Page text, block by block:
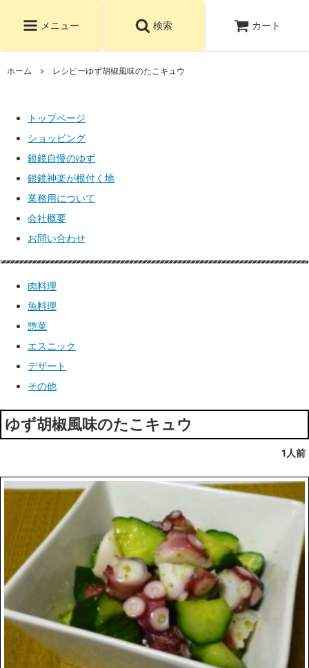
メニュー 検索 カート
ホーム レシピーゆず胡椒風味のたこキュウ
トップページ
ショッピング
銀鏡自慢のゆず
銀鏡神楽が根付く地
業務用について
会社概要
お問い合わせ
肉料理
魚料理
惣菜
エスニック
デザート
その他
ゆず胡椒風味のたこキュウ
1人前